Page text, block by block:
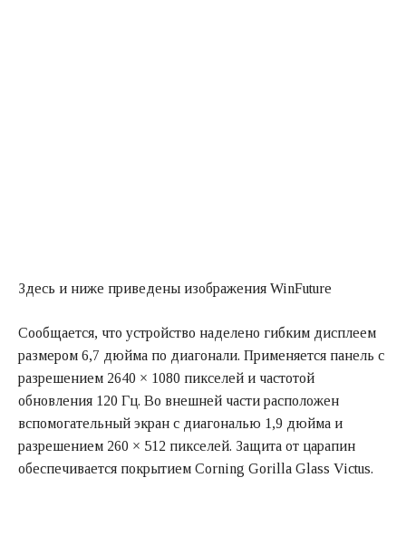
Здесь и ниже приведены изображения WinFuture
Сообщается, что устройство наделено гибким дисплеем
размером 6,7 дюйма по диагонали. Применяется панель с
разрешением 2640 × 1080 пикселей и частотой
обновления 120 Гц. Во внешней части расположен
вспомогательный экран с диагональю 1,9 дюйма и
разрешением 260 × 512 пикселей. Защита от царапин
обеспечивается покрытием Corning Gorilla Glass Victus.